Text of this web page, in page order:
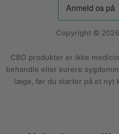
Copyright ©
CBD produkter er ikke
behandle eller kurere
læge, før du starter på et nyt